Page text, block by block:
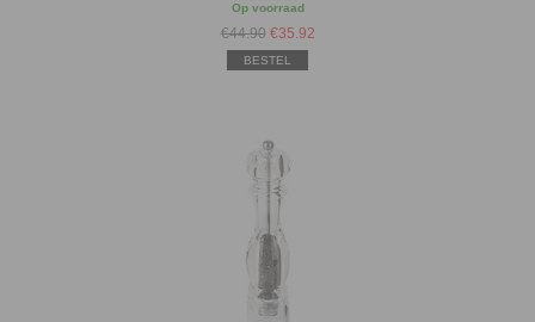
Op voorraad
€44.90 €35.92
BESTEL